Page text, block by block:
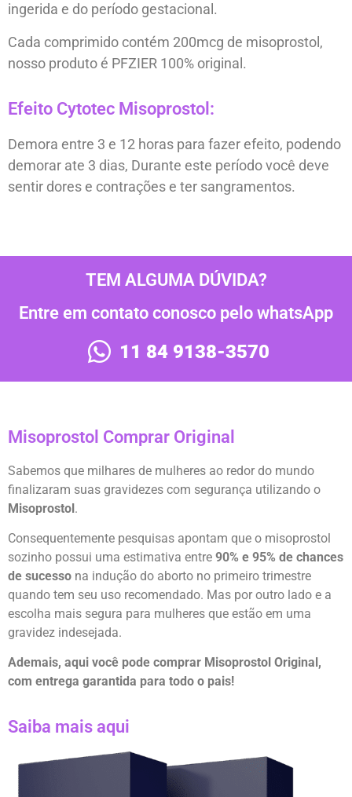
ingerida e do período gestacional.
Cada comprimido contém 200mcg de misoprostol,
nosso produto é PFZIER 100% original.
Efeito Cytotec Misoprostol:
Demora entre 3 e 12 horas para fazer efeito, podendo
demorar ate 3 dias, Durante este período você deve
sentir dores e contrações e ter sangramentos.
TEM ALGUMA DÚVIDA?
Entre em contato conosco pelo whatsApp
11 84 9138-3570
Misoprostol Comprar Original
Sabemos que milhares de mulheres ao redor do mundo
finalizaram suas gravidezes com segurança utilizando o
Misoprostol.
Consequentemente pesquisas apontam que o misoprostol
sozinho possui uma estimativa entre 90% e 95% de chances
de sucesso na indução do aborto no primeiro trimestre
quando tem seu uso recomendado. Mas por outro lado e a
escolha mais segura para mulheres que estão em uma
gravidez indesejada.
Ademais, aqui você pode comprar Misoprostol Original,
com entrega garantida para todo o pais!
Saiba mais aqui